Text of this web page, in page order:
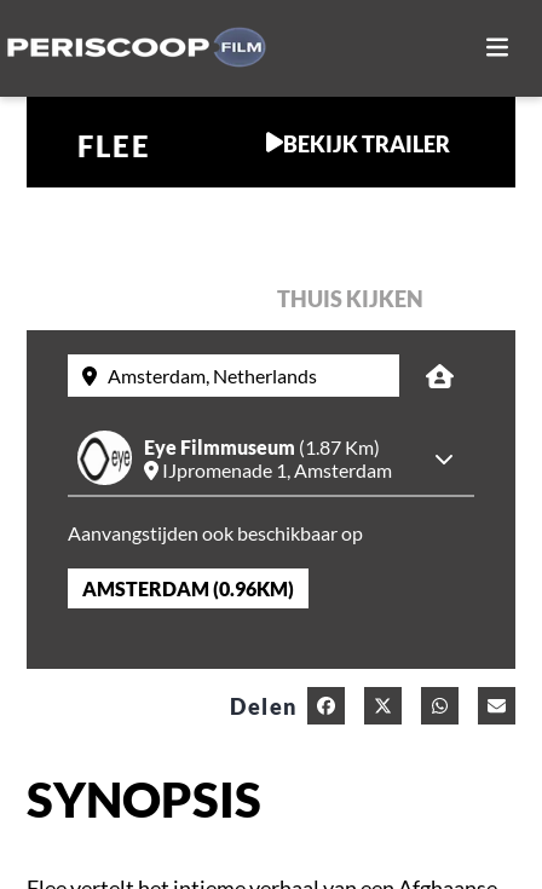
FLEE BEKIJK TRAILER
SYNOPSIS
THUIS KIJKEN
Eye Filmmuseum (1.87 Km)
IJpromenade 1 Amsterdam
Aanvangstijden ook beschikbaar op
AMSTERDAM (0.96KM)
Delen